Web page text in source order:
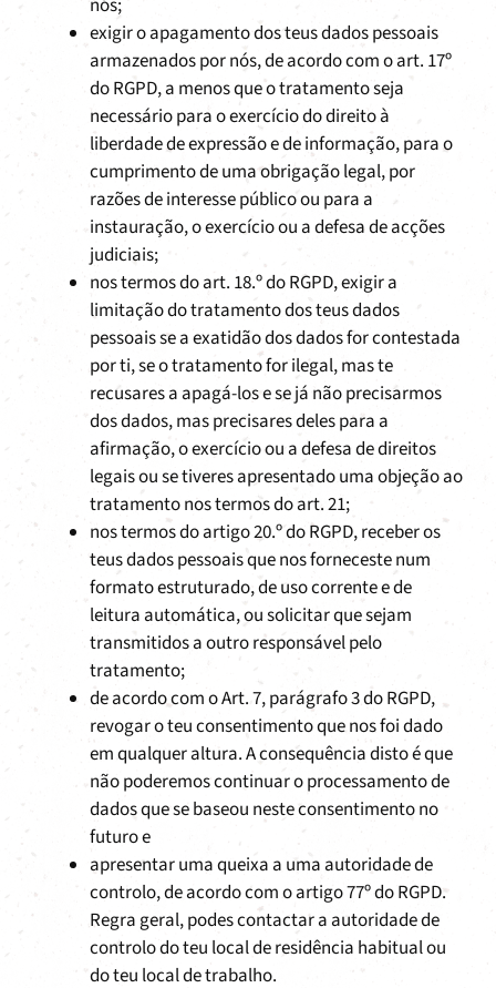
nós;
exigir o apagamento dos teus dados pessoais
armazenados por nós, de acordo com o art. 17º
do RGPD, a menos que o tratamento seja
necessário para o exercício do direito à
liberdade de expressão e de informação, para o
cumprimento de uma obrigação legal, por
razões de interesse público ou para a
instauração, o exercício ou a defesa de acções
judiciais;
nos termos do art. 18.º do RGPD, exigir a
limitação do tratamento dos teus dados
pessoais se a exatidão dos dados for contestada
por ti, se o tratamento for ilegal, mas te
recusares a apagá-los e se já não precisarmos
dos dados, mas precisares deles para a
afirmação, o exercício ou a defesa de direitos
legais ou se tiveres apresentado uma objeção ao
tratamento nos termos do art. 21;
nos termos do artigo 20.º do RGPD, receber os
teus dados pessoais que nos forneceste num
formato estruturado, de uso corrente e de
leitura automática, ou solicitar que sejam
transmitidos a outro responsável pelo
tratamento;
de acordo com o Art. 7, parágrafo 3 do RGPD,
revogar o teu consentimento que nos foi dado
em qualquer altura. A consequência disto é que
não poderemos continuar o processamento de
dados que se baseou neste consentimento no
futuro e
apresentar uma queixa a uma autoridade de
controlo, de acordo com o artigo 77º do RGPD.
Regra geral, podes contactar a autoridade de
controlo do teu local de residência habitual ou
do teu local de trabalho.